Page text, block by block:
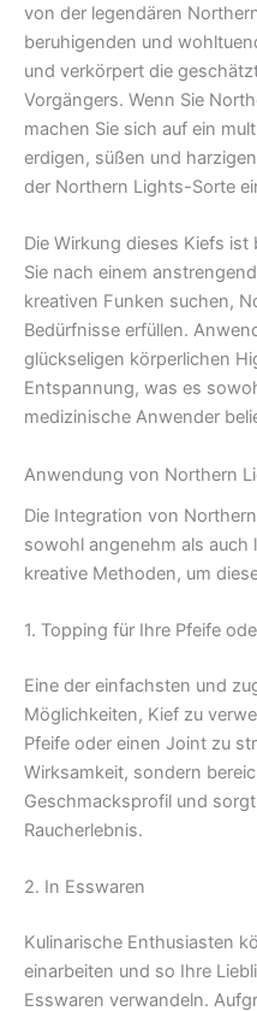
von der legendären
beruhigenden und
und verkörpert die
Vorgängers. Wenn Sie
machen Sie sich auf ein
erdigen, süßen und
der Northern Lights-Sorte
Die Wirkung dieses Kiefs
Sie nach einem
kreativen Funken suchen,
Bedürfnisse erfüllen.
glückseligen körperlichen
Entspannung, was es
medizinische Anwender
Anwendung von Northern
Die Integration von
sowohl angenehm als auch
kreative Methoden, um
1. Topping für Ihre Pfeife
Eine der einfachsten und
Möglichkeiten, Kief zu
Pfeife oder einen Joint zu
Wirksamkeit, sondern
Geschmacksprofil und
Raucherlebnis.
2. In Esswaren
Kulinarische Enthusiasten
einarbeiten und so Ihre
Esswaren verwandeln.